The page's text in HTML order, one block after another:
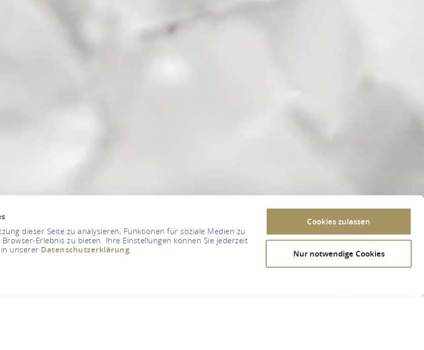
dieser Seite zu analysieren, Funktionen für soziale Medien zu
Erlebnis zu bieten. Ihre Einstellungen können Sie jederzeit
unserer Datenschutzerklärung.
Cookies zulassen
Nur notwendige Cookies